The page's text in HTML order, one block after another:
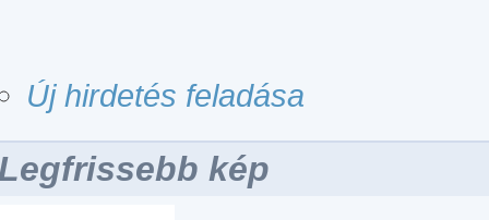
Új hirdetés feladása
kép